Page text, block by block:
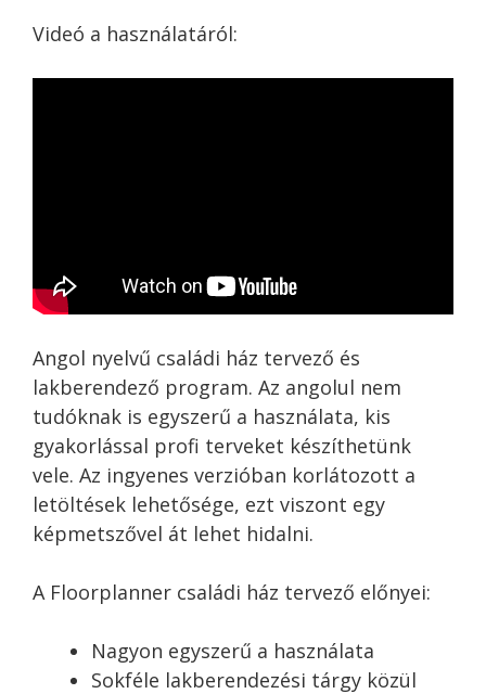
Videó a használatáról:
Angol nyelvű családi ház tervező és
lakberendező program. Az angolul nem
tudóknak is egyszerű a használata, kis
gyakorlással profi terveket készíthetünk
vele. Az ingyenes verzióban korlátozott a
letöltések lehetősége, ezt viszont egy
képmetszővel át lehet hidalni.
A Floorplanner családi ház tervező előnyei:
Nagyon egyszerű a használata
Sokféle lakberendezési tárgy közül